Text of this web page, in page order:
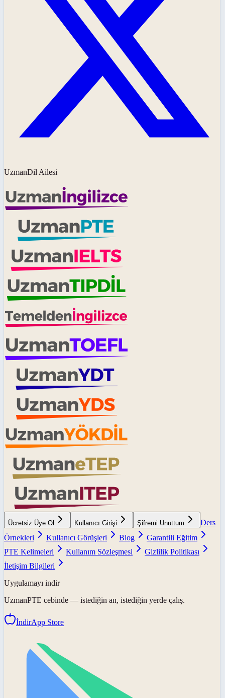
UzmanDil Ailesi
Ücretsiz Üye Ol Kullanıcı Girişi Şifremi Unuttum
Ders
Örnekleri
Kullanıcı Görüşleri Blog
Garantili Eğitim
PTE Kelimeleri
Kullanım Sözleşmesi
Gizlilik Politikası
İletişim Bilgileri
Uygulamayı indir
UzmanPTE cebinde — istediğin an, istediğin yerde çalış.
İndirApp Store